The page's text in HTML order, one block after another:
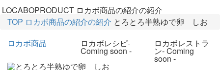
LOCABOPRODUCT ロカボ商品の紹介の紹介
TOP ロカボ商品の紹介の紹介 とろとろ半熟ゆで卵 しお
ロカボ商品
ロカボレシピ-
Coming soon -
ロカボレストラ
ン- Coming
soon -